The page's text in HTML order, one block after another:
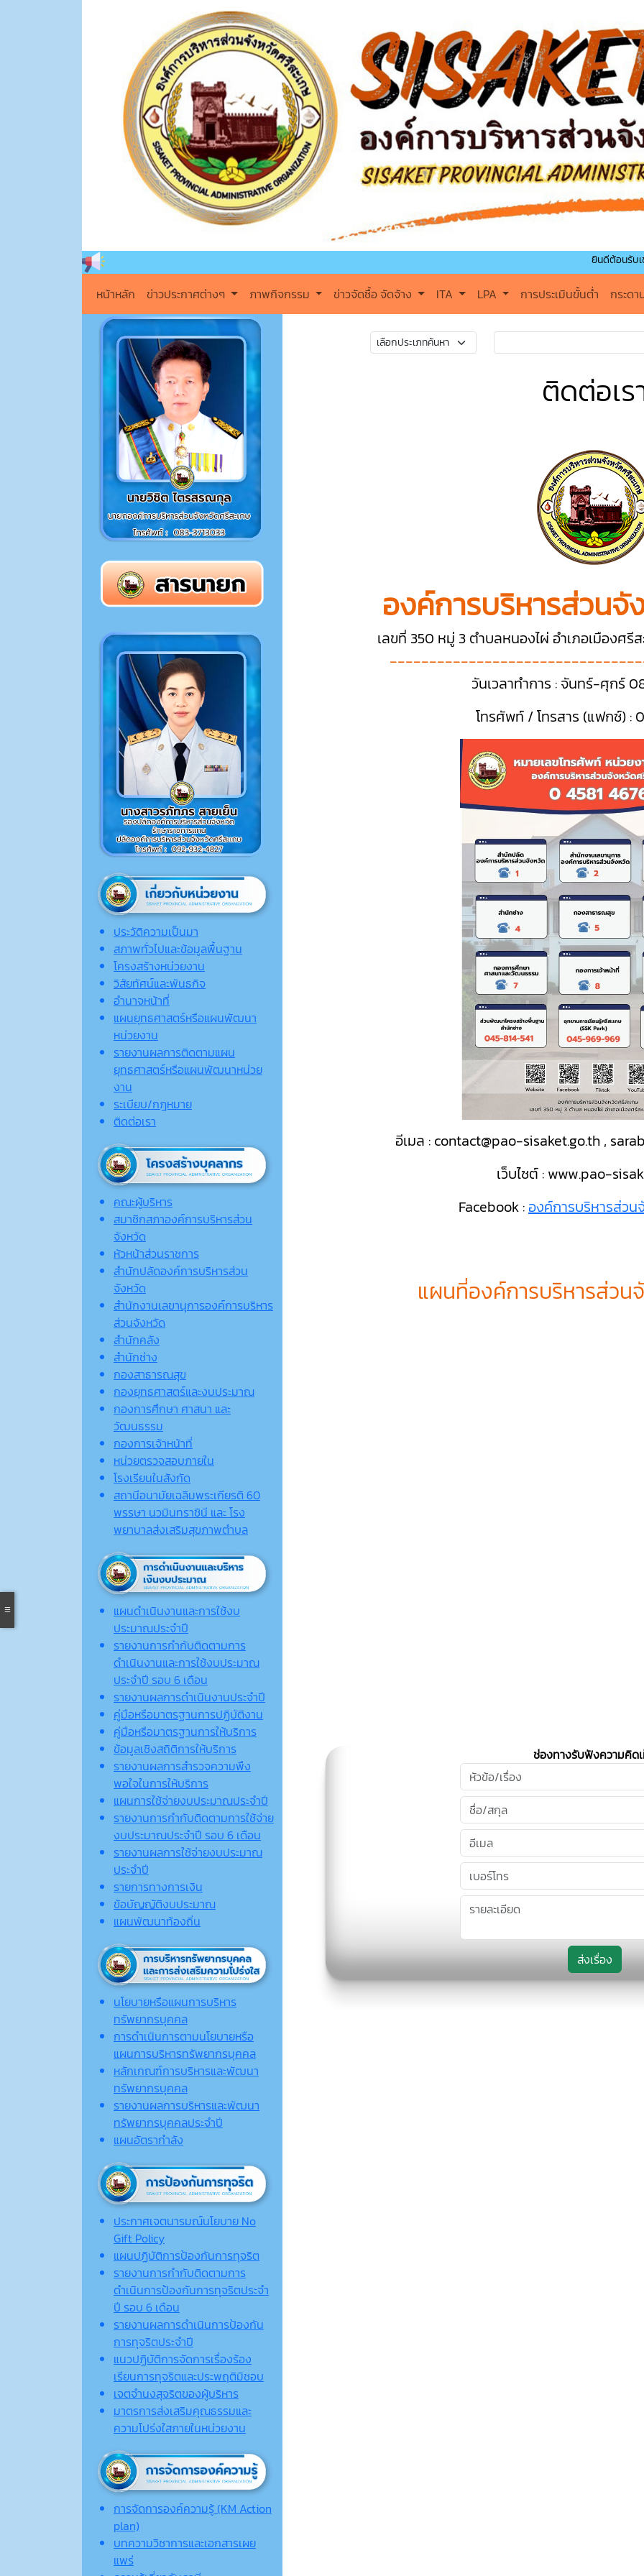
ยินดีต้อนรับเข้าสู่องค์กา
หน้าหลัก ข่าวประกาศต่างๆ ภาพกิจกรรม ข่าวจัดซื้อ จัดจ้าง ITA LPA การประเมินขั้นต่ำ กระด
ประวัติความเป็นมา
สภาพทั่วไปและข้อมูลพื้นฐาน
โครงสร้างหน่วยงาน
วิสัยทัศน์และพันธกิจ
อำนาจหน้าที่
แผนยุทธศาสตร์หรือแผนพัฒนา
หน่วยงาน
รายงานผลการติดตามแผน
ยุทธศาสตร์หรือแผนพัฒนาหน่วย
งาน
ระเบียบ/กฎหมาย
ติดต่อเรา
คณะผู้บริหาร
สมาชิกสภาองค์การบริหารส่วน
จังหวัด
หัวหน้าส่วนราชการ
สำนักปลัดองค์การบริหารส่วน
จังหวัด
สำนักงานเลขานุการองค์การบริหาร
ส่วนจังหวัด
สำนักคลัง
สำนักช่าง
กองสาธารณสุข
กองยุทธศาสตร์และงบประมาณ
กองการศึกษา ศาสนา และ
วัฒนธรรม
กองการเจ้าหน้าที่
หน่วยตรวจสอบภายใน
โรงเรียนในสังกัด
สถานีอนามัยเฉลิมพระเกียรติ 60
พรรษา นวมินทราชินี และ โรง
พยาบาลส่งเสริมสุขภาพตำบล
แผนดำเนินงานและการใช้งบ
ประมาณประจำปี
รายงานการกำกับติดตามการ
ดำเนินงานและการใช้งบประมาณ
ประจำปี รอบ 6 เดือน
รายงานผลการดำเนินงานประจำปี
คู่มือหรือมาตรฐานการปฏิบัติงาน
คู่มือหรือมาตรฐานการให้บริการ
ข้อมูลเชิงสถิติการให้บริการ
รายงานผลการสำรวจความพึง
พอใจในการให้บริการ
แผนการใช้จ่ายงบประมาณประจำปี
รายงานการกำกับติดตามการใช้จ่าย
งบประมาณประจำปี รอบ 6 เดือน
รายงานผลการใช้จ่ายงบประมาณ
ประจำปี
รายการทางการเงิน
ข้อบัญญัติงบประมาณ
แผนพัฒนาท้องถิ่น
นโยบายหรือแผนการบริหาร
ทรัพยากรบุคคล
การดำเนินการตามนโยบายหรือ
แผนการบริหารทรัพยากรบุคคล
หลักเกณฑ์การบริหารและพัฒนา
ทรัพยากรบุคคล
รายงานผลการบริหารและพัฒนา
ทรัพยากรบุคคลประจำปี
แผนอัตรากำลัง
ประกาศเจตนารมณ์นโยบาย No
Gift Policy
แผนปฏิบัติการป้องกันการทุจริต
รายงานการกำกับติดตามการ
ดำเนินการป้องกันการทุจริตประจำ
ปี รอบ 6 เดือน
รายงานผลการดำเนินการป้องกัน
การทุจริตประจำปี
แนวปฏิบัติการจัดการเรื่องร้อง
เรียนการทุจริตและประพฤติมิชอบ
เจตจํานงสุจริตของผู้บริหาร
มาตรการส่งเสริมคุณธรรมและ
ความโปร่งใสภายในหน่วยงาน
การจัดการองค์ความรู้ (KM Action
plan)
บทความวิชาการและเอกสารเผย
แพร่
ติดต่อเร
องค์การบริหารส่วนจั
เลขที่ 350 หมู่ 3 ตำบลหนองไผ่ อำเภอเมืองศรี
วันเวลาทำการ : จันทร์-ศุกร์
โทรศัพท์ / โทรสาร (แฟกซ์) :
อีเมล : contact@pao-sisaket.go.th ,
เว็บไซต์ : www.pao-
Facebook :องค์การบริหารส่วน
แผนที่องค์การบริหารส่วน
ช่องทางรับฟังความคิด
ส่งเรื่อง